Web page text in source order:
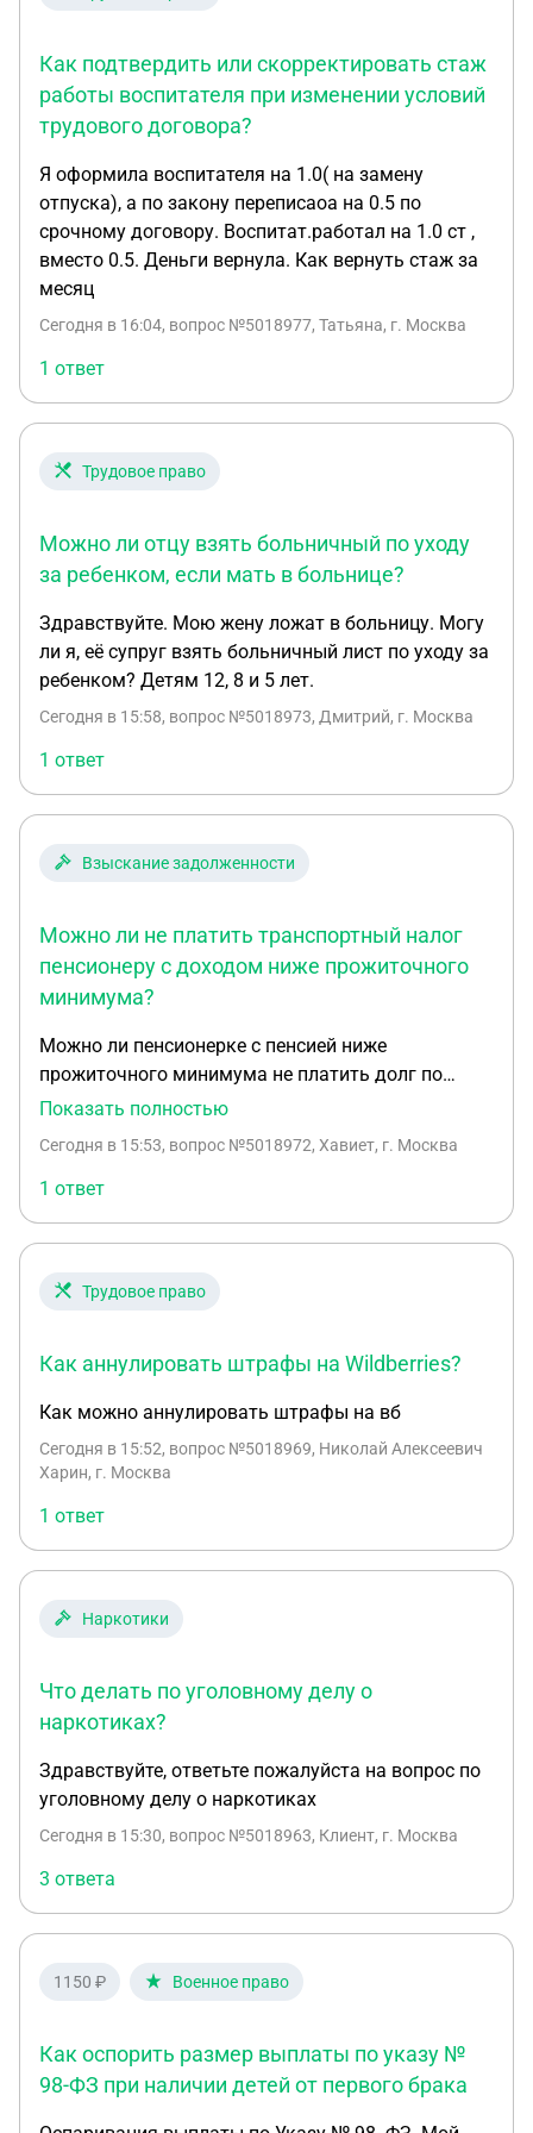
Как подтвердить или скорректировать стаж
работы воспитателя при изменении условий
трудового договора?
Я оформила воспитателя на 1.0( на замену
отпуска), а по закону переписаоа на 0.5 по
срочному договору. Воспитат.работал на 1.0 ст ,
вместо 0.5. Деньги вернула. Как вернуть стаж за
месяц
Сегодня в 16:04, вопрос №5018977, Татьяна, г. Москва
1 ответ
Трудовое право
Можно ли отцу взять больничный по уходу
за ребенком, если мать в больнице?
Здравствуйте. Мою жену ложат в больницу. Могу
ли я, её супруг взять больничный лист по уходу за
ребенком? Детям 12, 8 и 5 лет.
Сегодня в 15:58, вопрос №5018973, Дмитрий, г. Москва
1 ответ
Взыскание задолженности
Можно ли не платить транспортный налог
пенсионеру с доходом ниже прожиточного
минимума?
Можно ли пенсионерке с пенсией ниже
прожиточного минимума не платить долг по
транспортному налогу? Мама пишет: 1 сентября
долга за транспортный налог 2015 г. в общей
сумме 33.804 руб. Платить не могу и не хочу,
можно ли как то доказать, что я живу только на
пенсию, а пенсия ниже прожиточного минимума?
Показать полностью
Сегодня в 15:53, вопрос №5018972, Хавиет, г. Москва
1 ответ
Трудовое право
Как аннулировать штрафы на Wildberries?
Как можно аннулировать штрафы на вб
Сегодня в 15:52, вопрос №5018969, Николай Алексеевич
Харин, г. Москва
1 ответ
Наркотики
Что делать по уголовному делу о
наркотиках?
Здравствуйте, ответьте пожалуйста на вопрос по
уголовному делу о наркотиках
Сегодня в 15:30, вопрос №5018963, Клиент, г. Москва
3 ответа
1150 ₽ Военное право
Как оспорить размер выплаты по указу №
98-ФЗ при наличии детей от первого брака